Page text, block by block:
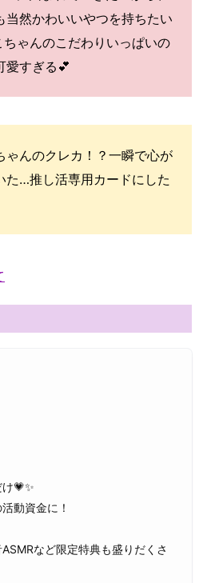
当然かわいいやつを持ちたい
ちゃんのこだわりいっぱいの
愛すぎる💕
ゃんのクレカ！？一瞬で心が
た…推し活専用カードにした
💗✨
動資金に！
など限定特典も盛りだくさ